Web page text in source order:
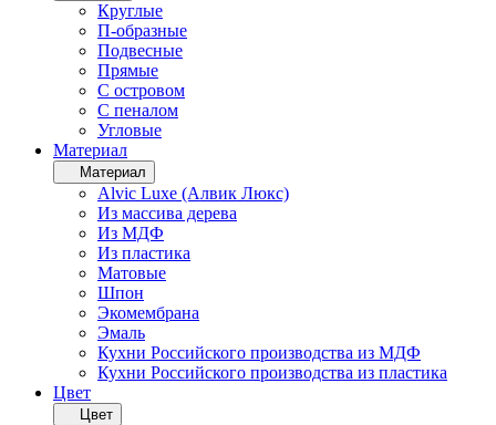
Круглые
П-образные
Подвесные
Прямые
С островом
С пеналом
Угловые
Материал
Материал
Alvic Luxe (Алвик Люкс)
Из массива дерева
Из МДФ
Из пластика
Матовые
Шпон
Экомембрана
Эмаль
Кухни Российского производства из МДФ
Кухни Российского производства из пластика
Цвет
Цвет